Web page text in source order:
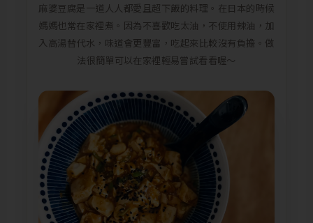
麻婆豆腐是一道人人都愛且超下飯的料理。在日本的時候
媽媽也常在家裡煮。因為不喜歡吃太油，不使用辣油，加
入高湯替代水，味道會更豐富，吃起來比較沒有負擔。做
法很簡單可以在家裡輕易嘗試看看喔～